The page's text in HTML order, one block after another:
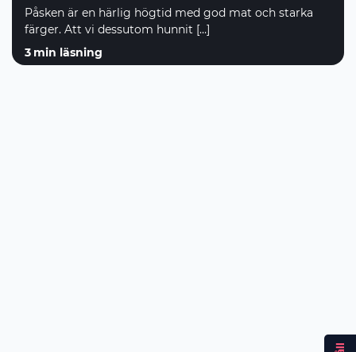
Påsken är en härlig högtid med god mat och starka
färger. Att vi dessutom hunnit […]
3 min läsning